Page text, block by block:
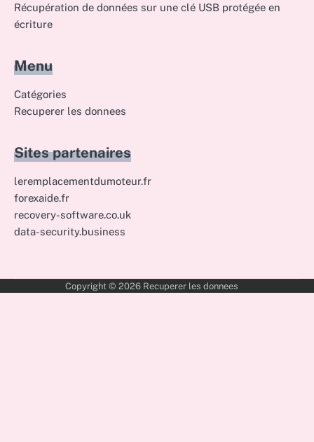
Récupération de données sur une clé USB protégée en
écriture
Menu
Catégories
Recuperer les donnees
Sites partenaires
leremplacementdumoteur.fr
forexaide.fr
recovery-software.co.uk
data-security.business
Copyright © 2026 Recuperer les donnees